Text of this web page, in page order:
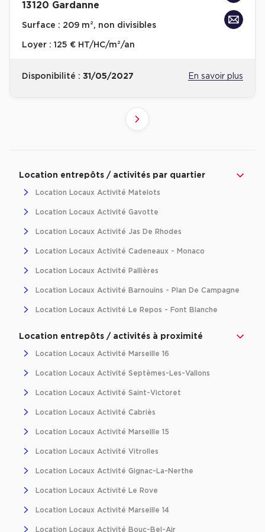
13120 Gardanne
Surface : 209 m², non divisibles
Loyer : 125 € HT/HC/m²/an
Disponibilité : 31/05/2027 En savoir plus
Suivant
Location entrepôts / activités par quartier
Location Locaux Activité Matelots
Location Locaux Activité Gavotte
Location Locaux Activité Jas De Rhodes
Location Locaux Activité Cadeneaux - Monaco
Location Locaux Activité Pallières
Location Locaux Activité Barnouins - Plan De Campagne
Location Locaux Activité Le Repos - Font Blanche
Location entrepôts / activités à proximité
Location Locaux Activité Marseille 16
Location Locaux Activité Septèmes-Les-Vallons
Location Locaux Activité Saint-Victoret
Location Locaux Activité Cabriès
Location Locaux Activité Marseille 15
Location Locaux Activité Vitrolles
Location Locaux Activité Gignac-La-Nerthe
Location Locaux Activité Le Rove
Location Locaux Activité Marseille 14
Location Locaux Activité Bouc-Bel-Air